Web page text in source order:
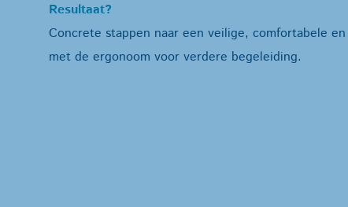
Resultaat?
Concrete stappen naar een veilige, comfortabele
met de ergonoom voor verdere begeleiding.